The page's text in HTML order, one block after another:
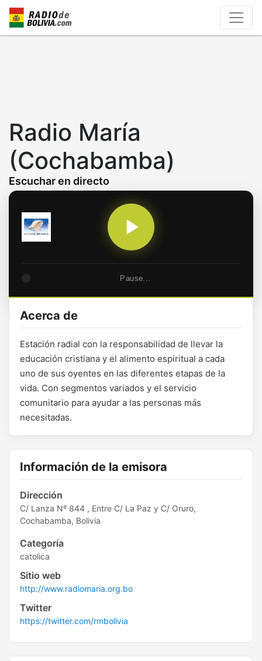
Skip
main
Radio María
(Cochabamba)
Escuchar en directo
Pause...
Acerca de
Estación radial con la responsabilidad de llevar la
educación cristiana y el alimento espiritual a cada
uno de sus oyentes en las diferentes etapas de la
vida. Con segmentos variados y el servicio
comunitario para ayudar a las personas más
necesitadas.
Información de la emisora
Dirección
C/ Lanza Nº 844 , Entre C/ La Paz y C/ Oruro,
Cochabamba, Bolivia
Categoría
catolica
Sitio web
http://www.radiomaria.org.bo
Twitter
https://twitter.com/rmbolivia